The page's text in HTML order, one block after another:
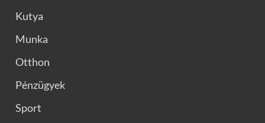
Kutya
Munka
Otthon
Pénzügyek
Sport